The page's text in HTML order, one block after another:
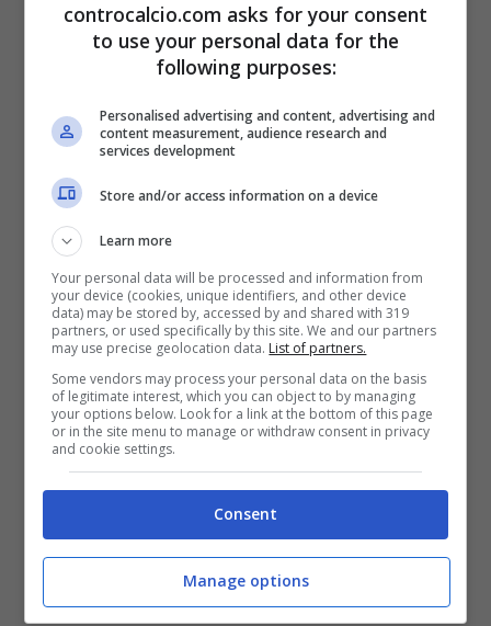
L’attrice toscana è sexy già al mattino (Instagram) –
controcalcio.com
Una visuale inedita al mattino, un buongiorno
che sicuramente piacerebbe ai suoi tanti
controcalcio.com asks for your consent
to use your personal data for the
following purposes:
Personalised advertising and content, advertising and
content measurement, audience research and
services development
Store and/or access information on a device
Learn more
Your personal data will be processed and information from
your device (cookies, unique identifiers, and other device
data) may be stored by, accessed by and shared with 319
partners, or used specifically by this site. We and our partners
may use precise geolocation data. List of partners.
Some vendors may process your personal data on the basis
of legitimate interest, which you can object to by managing
your options below. Look for a link at the bottom of this page
or in the site menu to manage or withdraw consent in privacy
and cookie settings.
Consent
Manage options